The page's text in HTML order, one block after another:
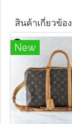
สินค้าเกี่ยวข้อง
New